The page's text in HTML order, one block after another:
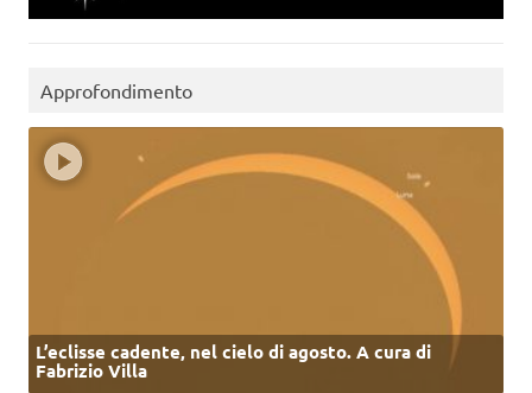
Approfondimento
L’eclisse cadente, nel cielo di agosto. A cura di
Fabrizio Villa